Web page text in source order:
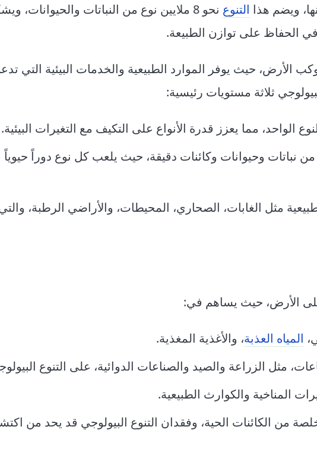
ويضم هذا التنوع
نحو 8 ملايين نوع من النباتات والحيوانات،
الحفاظ على توازن الطبيعة.
الأرض، حيث يوفر الموارد الطبيعية والخدمات البيئية التي
ثلاثة مستويات رئيسية:
الواحد، مما يعزز قدرة الأنواع على التكيف مع التغيرات البيئية.
نباتات وحيوانات وكائنات دقيقة، حيث يلعب كل نوع دوراً
مثل الغابات، الصحاري، المحيطات، والأراضي الرطبة،
على الأرض، حيث يساهم في:
المياه العذبة، والأغذية المغذية.
مثل الزراعة والصيد والصناعات الدوائية، على التنوع
المناخية والكوارث الطبيعية.
من الكائنات الحية، وفقدان التنوع البيولوجي قد يحد من